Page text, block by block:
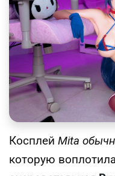
Косплей Mita
которую